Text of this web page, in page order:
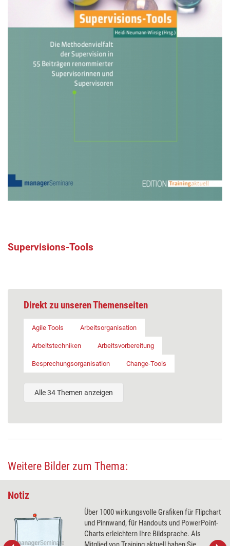
Supervisions-Tools
Direkt zu unseren Themenseiten
Agile Tools Arbeitsorganisation
Arbeitstechniken Arbeitsvorbereitung
Besprechungsorganisation Change-Tools
Alle 34 Themen anzeigen
Weitere Bilder zum Thema:
Notiz
Über 1000 wirkungsvolle Grafiken für Flipchart
und Pinnwand, für Handouts und PowerPoint-
Charts erleichtern Ihre Bildsprache. Als